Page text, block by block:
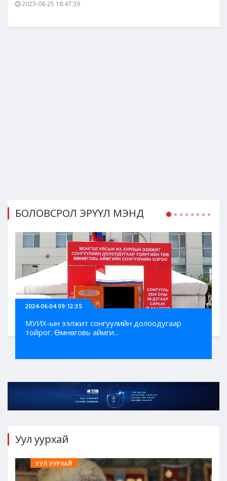
2023-08-25 18:47:39
БОЛОВСРОЛ ЭРҮҮЛ МЭНД
2024-06-04 09:12:35
МУИХ-ын ээлжит сонгуулийн долоодугаар
тойрог. Өмнөговь аймги...
Уул уурхай
УУЛ УУРХАЙ